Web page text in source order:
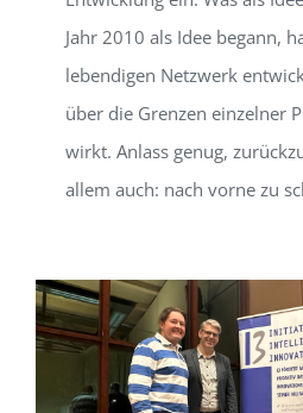
Jahr 2010 als Idee begann,
lebendigen Netzwerk
über die Grenzen einzelner
wirkt. Anlass genug,
allem auch: nach vorne zu